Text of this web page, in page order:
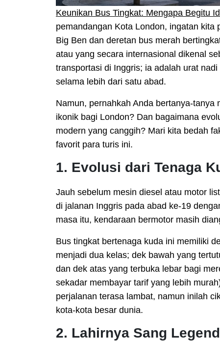
Keunikan Bus Tingkat: Mengapa Begitu
pemandangan Kota London, ingatan
Big Ben dan deretan bus merah
atau yang secara internasional dikenal
transportasi di Inggris; ia adalah urat
selama lebih dari satu abad.
Namun, pernahkah Anda bertanya-
ikonik bagi London? Dan bagaimana
modern yang canggih? Mari kita bedah
favorit para turis ini.
1. Evolusi dari Tenaga
Jauh sebelum mesin diesel atau motor
di jalanan Inggris pada abad ke-19
masa itu, kendaraan bermotor masih
Bus tingkat bertenaga kuda ini memiliki
menjadi dua kelas; dek bawah yang
dan dek atas yang terbuka lebar bagi
sekadar membayar tarif yang lebih
perjalanan terasa lambat, namun inilah
kota-kota besar dunia.
2. Lahirnya Sang